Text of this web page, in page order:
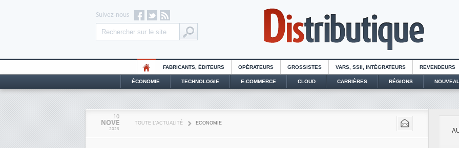
Suivez-nous
FABRICANTS, ÉDITEURS OPÉRATEURS GROSSISTES VARS, SSII, INTÉGRATEURS REVENDEURS
ÉCONOMIE TECHNOLOGIE E-COMMERCE CLOUD CARRIÈRES RÉGIONS
10
NOVE
2023
TOUTE L'ACTUALITÉ ECONOMIE